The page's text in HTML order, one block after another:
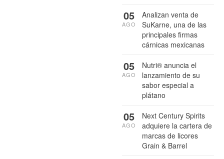
Analizan venta de
SuKarne, una de las
principales firmas
cárnicas mexicanas
05
AGO
Nutri® anuncia el
lanzamiento de su
sabor especial a
plátano
05
AGO
Next Century Spirits
adquiere la cartera de
marcas de licores
Grain & Barrel
05
AGO